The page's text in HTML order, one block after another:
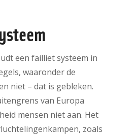
een failliet systeem in
waaronder de
niet – dat is gebleken.
van Europa
mensen niet aan. Het
zoals